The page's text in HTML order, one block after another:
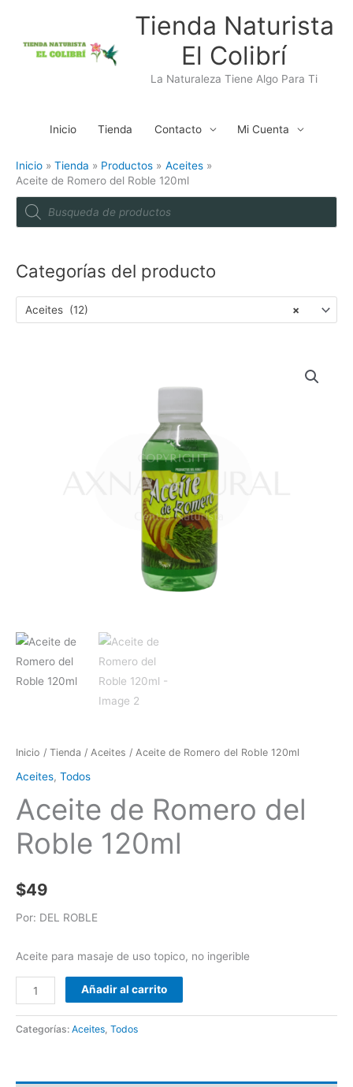
contenido
Tienda Naturista
El Colibrí
La Naturaleza Tiene Algo Para Ti
Inicio Tienda Contacto Mi Cuenta
Inicio Tienda Productos
Aceites
Aceite de Romero del Roble 120ml
P
d
s
c
Categorías del producto
×
Aceites (12)
Inicio / Tienda / Aceites / Aceite de Romero del Roble 120ml
Aceites, Todos
Aceite de Romero del
Roble 120ml
$49
Por: DEL ROBLE
Aceite para masaje de uso topico, no ingerible
Añadir al carrito
Categorías: Aceites, Todos